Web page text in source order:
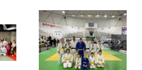
Finále Extraligy 2022